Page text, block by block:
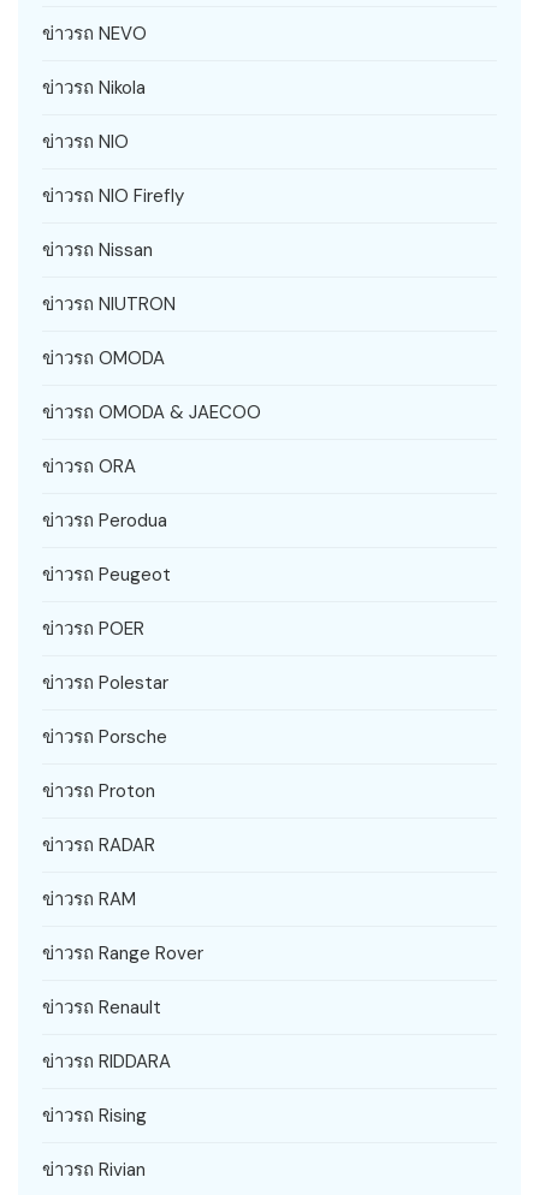
ข่าวรถ NEVO
ข่าวรถ Nikola
ข่าวรถ NIO
ข่าวรถ NIO Firefly
ข่าวรถ Nissan
ข่าวรถ NIUTRON
ข่าวรถ OMODA
ข่าวรถ OMODA & JAECOO
ข่าวรถ ORA
ข่าวรถ Perodua
ข่าวรถ Peugeot
ข่าวรถ POER
ข่าวรถ Polestar
ข่าวรถ Porsche
ข่าวรถ Proton
ข่าวรถ RADAR
ข่าวรถ RAM
ข่าวรถ Range Rover
ข่าวรถ Renault
ข่าวรถ RIDDARA
ข่าวรถ Rising
ข่าวรถ Rivian